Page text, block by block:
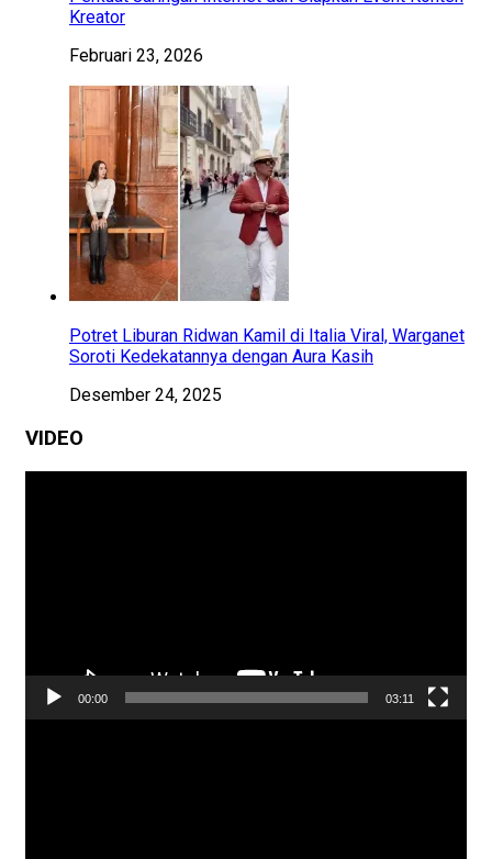
Kreator
Februari 23, 2026
Potret Liburan Ridwan Kamil di Italia Viral, Warganet
Soroti Kedekatannya dengan Aura Kasih
Desember 24, 2025
VIDEO
00:00 03:11